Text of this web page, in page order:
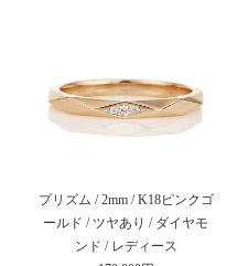
プリズム / 2mm / K18ピンクゴ
ールド / ツヤあり / ダイヤモ
ンド / レディース